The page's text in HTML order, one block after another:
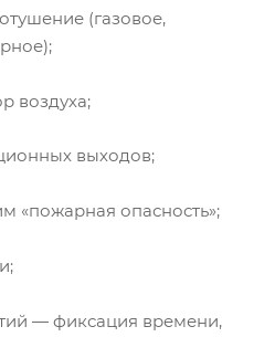
(газовое,
воздуха;
выходов;
«пожарная опасность»;
— фиксация времени,